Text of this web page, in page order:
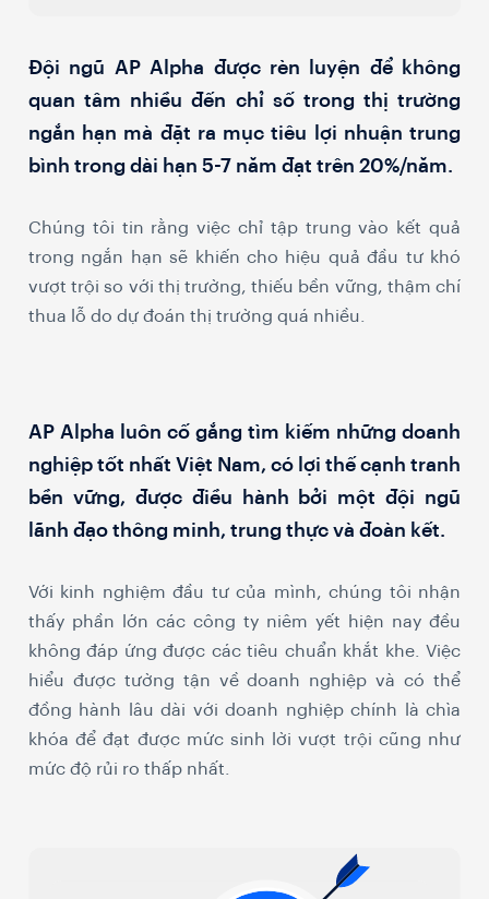
Đội ngũ AP Alpha được rèn luyện để không
quan tâm nhiều đến chỉ số trong thị trường
ngắn hạn mà đặt ra mục tiêu lợi nhuận trung
bình trong dài hạn 5-7 năm đạt trên 20%/năm.
Chúng tôi tin rằng việc chỉ tập trung vào kết quả
trong ngắn hạn sẽ khiến cho hiệu quả đầu tư khó
vượt trội so với thị trường, thiếu bền vững, thậm chí
thua lỗ do dự đoán thị trường quá nhiều.
AP Alpha luôn cố gắng tìm kiếm những doanh
nghiệp tốt nhất Việt Nam, có lợi thế cạnh tranh
bền vững, được điều hành bởi một đội ngũ
lãnh đạo thông minh, trung thực và đoàn kết.
Với kinh nghiệm đầu tư của mình, chúng tôi nhận
thấy phần lớn các công ty niêm yết hiện nay đều
không đáp ứng được các tiêu chuẩn khắt khe. Việc
hiểu được tường tận về doanh nghiệp và có thể
đồng hành lâu dài với doanh nghiệp chính là chìa
khóa để đạt được mức sinh lời vượt trội cũng như
mức độ rủi ro thấp nhất.